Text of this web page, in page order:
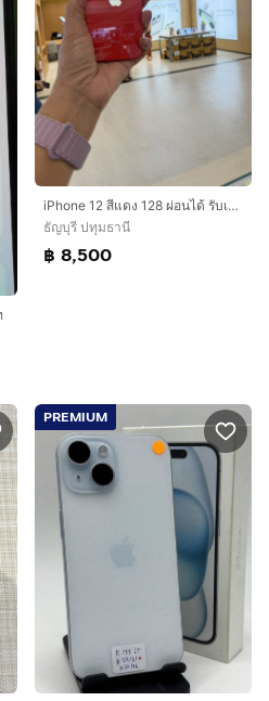
iPhone 12 สีแดง 128 ผ่อนได้ รับเทิร์น
ธัญบุรี ปทุมธานี
฿ 8,500
PREMIUM